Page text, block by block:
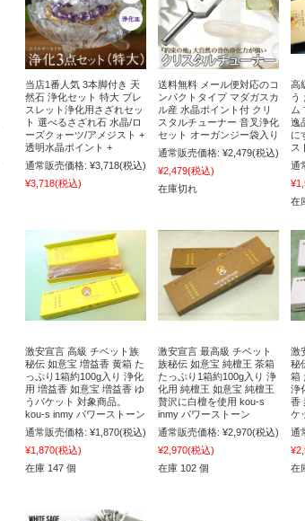
当店1番人気 3本脚付き 天
然石 浄化セット 特大 ブレ
スレット浄化用さざれセッ
ト 選べるさざれ石 水晶/ロ
ーズクォーツ/アメジスト +
透明水晶ポイント +
通常販売価格: ¥3,718(税込)
¥3,718(税込)
送料無料 メール便対応のコ
ンパクトタイプ マダガスカ
ル産 水晶ポイント付 クリ
スタルチューナー 音叉浄化
セット オーガンジー袋入り
通常販売価格: ¥2,479(税込)
¥2,479(税込)
在庫切れ
高
う
ム
逸
に
ス
通
在
激安宣言 高級 チベット族
秘伝 如意宝 増益香 黄箱 た
っぷり1箱約100g入り 浄化
用 増益香 如意宝 増益香 ゆ
うパケット 対象商品。
kou-s inmy パワーストーン
通常販売価格: ¥1,870(税込)
¥1,870(税込)
在庫 147 個
激安宣言 最高級 チベット
族秘伝 如意宝 純檀王 茶箱
たっぷり1箱約100g入り 浄
化用 純檀王 如意宝 純檀王
贅沢に白檀を使用 kou-s
inmy パワーストーン
通常販売価格: ¥2,970(税込)
¥2,970(税込)
在庫 102 個
激
秘
箱
浄
香
ケ
通
在